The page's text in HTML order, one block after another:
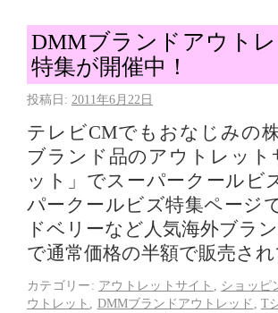
DMMブランドアウト
特集が開催中！
投稿日: 2011年6月22日
テレビCMでもおなじみの
ブランド品のアウトレッ
ット」でスーパークールビ
パークールビズ特集ページ
ドベリーなど人気海外ブラ
で通常価格の半額で販売さ
カテゴリー: アウトレットサイト ショッピ
ウトレット
DMMブランドアウトレッド T